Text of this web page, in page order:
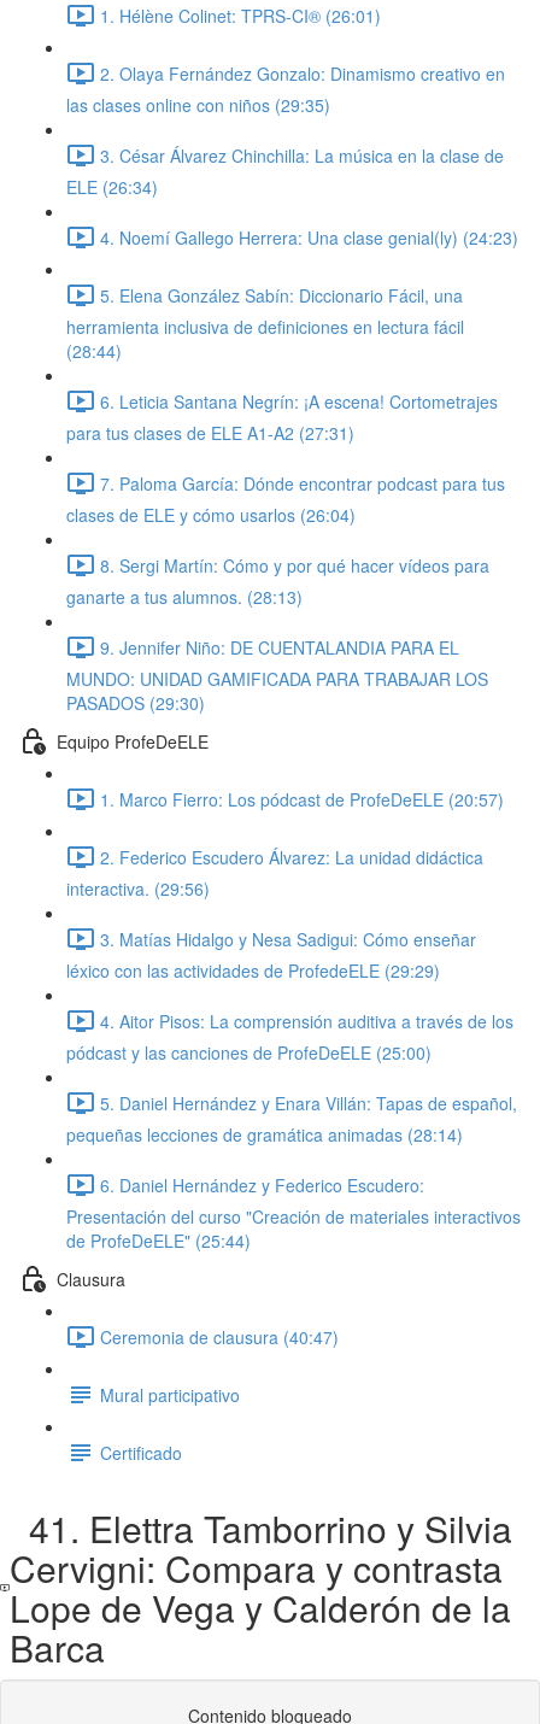
1. Hélène Colinet: TPRS-CI® (26:01)
2. Olaya Fernández Gonzalo: Dinamismo creativo en
las clases online con niños (29:35)
3. César Álvarez Chinchilla: La música en la clase de
ELE (26:34)
4. Noemí Gallego Herrera: Una clase genial(ly) (24:23)
5. Elena González Sabín: Diccionario Fácil, una
herramienta inclusiva de definiciones en lectura fácil
(28:44)
6. Leticia Santana Negrín: ¡A escena! Cortometrajes
para tus clases de ELE A1-A2 (27:31)
7. Paloma García: Dónde encontrar podcast para tus
clases de ELE y cómo usarlos (26:04)
8. Sergi Martín: Cómo y por qué hacer vídeos para
ganarte a tus alumnos. (28:13)
9. Jennifer Niño: DE CUENTALANDIA PARA EL
MUNDO: UNIDAD GAMIFICADA PARA TRABAJAR LOS
PASADOS (29:30)
Equipo ProfeDeELE
1. Marco Fierro: Los pódcast de ProfeDeELE (20:57)
2. Federico Escudero Álvarez: La unidad didáctica
interactiva. (29:56)
3. Matías Hidalgo y Nesa Sadigui: Cómo enseñar
léxico con las actividades de ProfedeELE (29:29)
4. Aitor Pisos: La comprensión auditiva a través de los
pódcast y las canciones de ProfeDeELE (25:00)
5. Daniel Hernández y Enara Villán: Tapas de español,
pequeñas lecciones de gramática animadas (28:14)
6. Daniel Hernández y Federico Escudero:
Presentación del curso "Creación de materiales interactivos
de ProfeDeELE" (25:44)
Clausura
Ceremonia de clausura (40:47)
Mural participativo
Certificado
41. Elettra Tamborrino y Silvia
Cervigni: Compara y contrasta
Lope de Vega y Calderón de la
Barca
Contenido bloqueado